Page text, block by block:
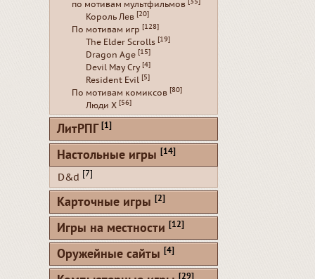
по мотивам мультфильмов [35]
Король Лев [20]
По мотивам игр [128]
The Elder Scrolls [19]
Dragon Age [15]
Devil May Cry [4]
Resident Evil [5]
По мотивам комиксов [80]
Люди Х [56]
ЛитРПГ [1]
Настольные игры [14]
D&d [7]
Карточные игры [2]
Игры на местности [12]
Оружейные сайты [4]